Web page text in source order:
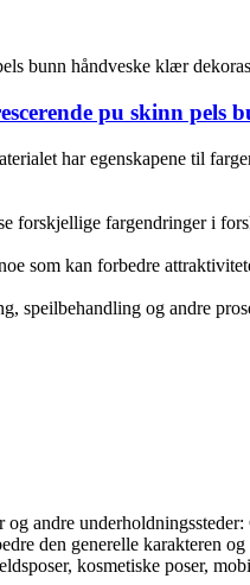
pu skinn
har egenskapene til
forskjellige fargendringer i
som kan forbedre
speilbehandling og andre
andre
den generelle karakteren
kosmetiske poser,